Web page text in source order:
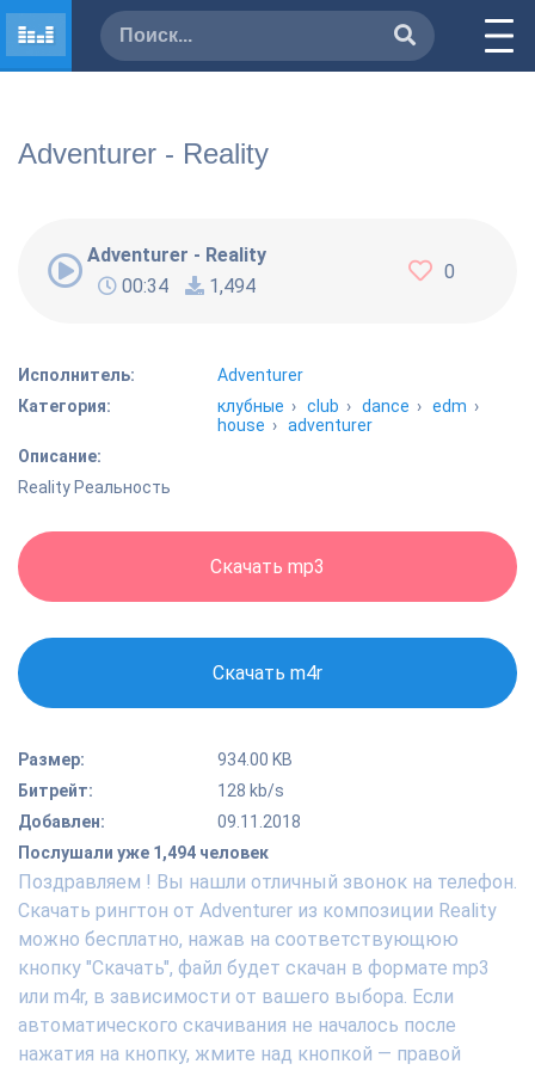
Adventurer - Reality
Adventurer - Reality
00:34
1,494
0
Исполнитель:
Adventurer
Категория:
клубные ›club ›dance ›edm ›
house ›adventurer
Описание:
Reality Реальность
Скачать mp3
Скачать m4r
Размер:
934.00 KB
Битрейт:
128 kb/s
Добавлен:
09.11.2018
Послушали уже 1,494 человек
Поздравляем ! Вы нашли отличный звонок на телефон.
Скачать рингтон от Adventurer из композиции Reality
можно бесплатно, нажав на соответствующюю
кнопку "Скачать", файл будет скачан в формате mp3
или m4r, в зависимости от вашего выбора. Если
автоматического скачивания не началось после
нажатия на кнопку, жмите над кнопкой — правой